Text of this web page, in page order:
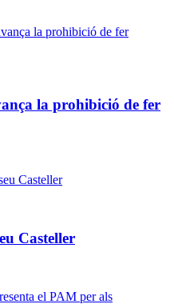
la prohibició de fer
Casteller